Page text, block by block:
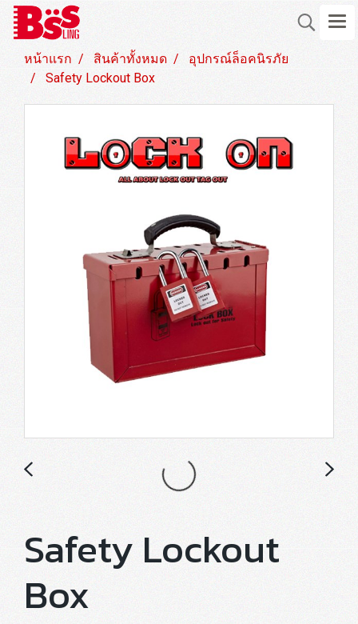
หน้าแรก สินค้าทั้งหมด
อุปกรณ์ล็อคนิรภัย
Safety Lockout Box
Safety Lockout
Box